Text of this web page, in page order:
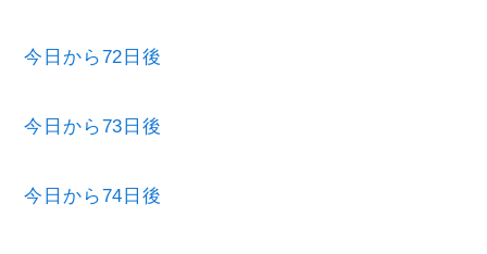
今日から72日後
今日から73日後
今日から74日後